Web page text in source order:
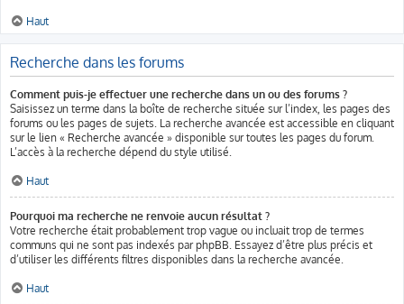
Haut
Recherche dans les forums
Comment puis-je effectuer une recherche dans un ou des forums ?
Saisissez un terme dans la boîte de recherche située sur l’index, les pages des
forums ou les pages de sujets. La recherche avancée est accessible en cliquant
sur le lien « Recherche avancée » disponible sur toutes les pages du forum.
L’accès à la recherche dépend du style utilisé.
Haut
Pourquoi ma recherche ne renvoie aucun résultat ?
Votre recherche était probablement trop vague ou incluait trop de termes
communs qui ne sont pas indexés par phpBB. Essayez d’être plus précis et
d’utiliser les différents filtres disponibles dans la recherche avancée.
Haut